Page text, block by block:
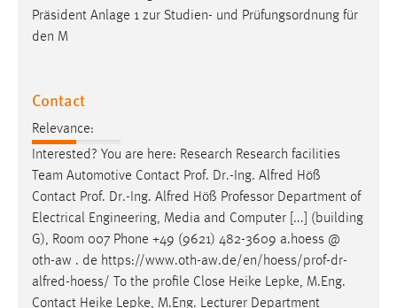
Präsident Anlage 1 zur Studien- und Prüfungsordnung für
den M
Contact
Relevance:
Interested? You are here: Research Research facilities
Team Automotive Contact Prof. Dr.-Ing. Alfred Höß
Contact Prof. Dr.-Ing. Alfred Höß Professor Department of
Electrical Engineering, Media and Computer [...] (building
G), Room 007 Phone +49 (9621) 482-3609 a.hoess @
oth-aw . de https://www.oth-aw.de/en/hoess/prof-dr-
alfred-hoess/ To the profile Close Heike Lepke, M.Eng.
Contact Heike Lepke, M.Eng. Lecturer Department